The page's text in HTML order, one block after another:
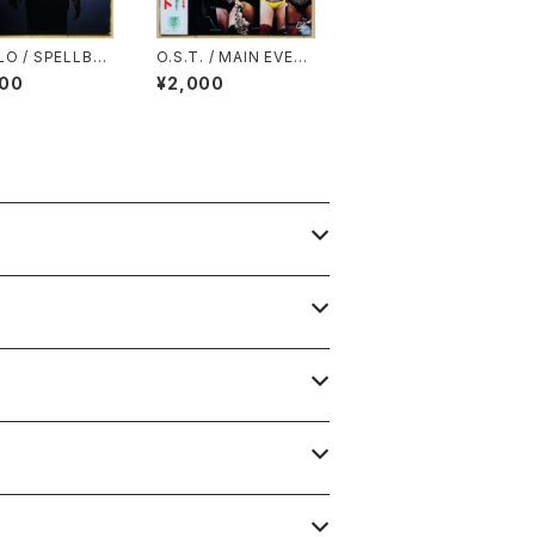
/ SPELLBO
O.S.T. / MAIN EVEN
T(全日本プロレス・テー
マ・ソング・コレクショ
¥2,000